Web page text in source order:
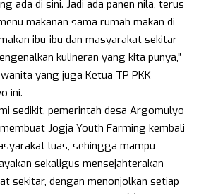
ada di sini. Jadi ada panen nila, terus
makanan sama rumah makan di
ibu-ibu dan masyarakat sekitar
kulineran yang kita punya,”
yang juga Ketua TP PKK
ini.
sedikit, pemerintah desa Argomulyo
Jogja Youth Farming kembali
luas, sehingga mampu
sekaligus mensejahterakan
sekitar, dengan menonjolkan setiap